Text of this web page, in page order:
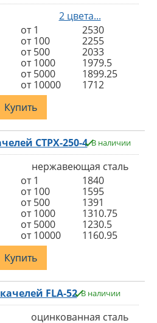
2 цвета...
от 1
2530
от 100
2255
от 500
2033
от 1000
1979.5
от 5000
1899.25
от 10000
1712
Купить
СТРХ-250-4 В наличии
нержавеющая сталь
от 1
1840
от 100
1595
от 500
1391
от 1000
1310.75
от 5000
1230.5
от 10000
1160.95
Купить
FLA-52 В наличии
оцинкованная сталь